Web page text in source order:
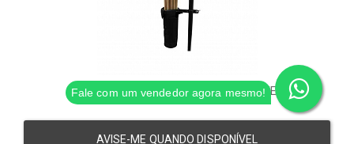
CAPA C IBANEZ BAQUETA P/ SUPORTE
AVISE-ME QUANDO DISPONÍVEL
Fale com um vendedor agora mesmo!